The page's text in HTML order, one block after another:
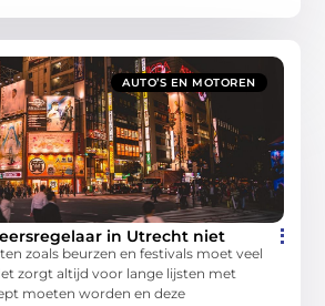
AUTO’S EN MOTOREN
in Utrecht niet
zoals beurzen en festivals moet veel
zorgt altijd voor lange lijsten met
moeten worden en deze